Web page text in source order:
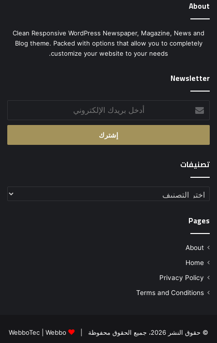
About
Clean Responsive WordPress Newspaper, Magazine, News and
Blog theme. Packed with options that allow you to completely
customize your website to your needs.
Newsletter
بريدك
الإلكتروني
تصنيفات
تصنيفات
Pages
About
Home
Privacy Policy
Terms and Conditions
© حقوق النشر 2026، جميع الحقوق محفوظة | WebboTec Webbo